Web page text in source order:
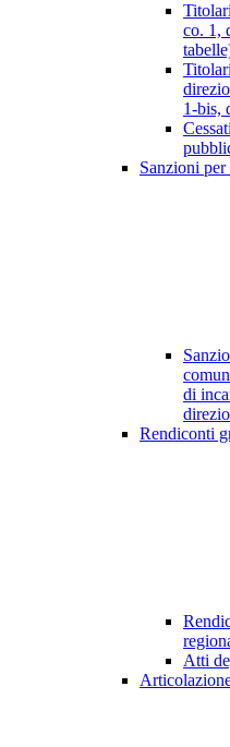
co. 1,
1-bis,
Sanzioni
di
Rendiconti
Atti